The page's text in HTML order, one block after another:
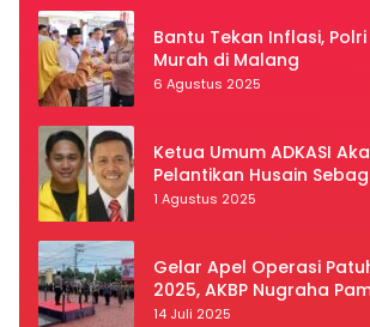
Bantu Tekan Inflasi,
Murah di Malang
6 Agustus 2025
Ketua Umum ADKASI
Pelantikan Husain
Luwu Utara
1 Agustus 2025
Gelar Apel Operasi
2025, AKBP Nugraha
Kedisiplinan dan
14 Juli 2025